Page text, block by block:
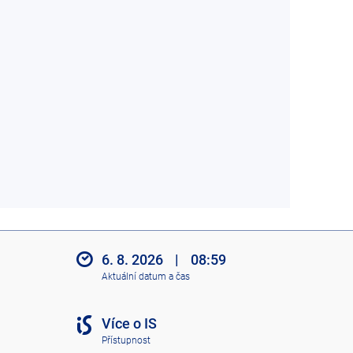
6. 8. 2026 | 08:59
Aktuální datum a čas
Více o IS
Přístupnost